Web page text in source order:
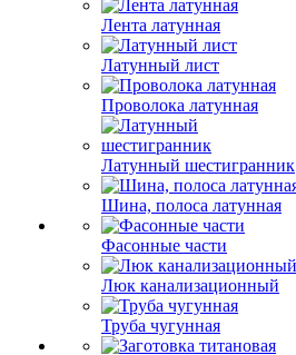
Лента латунная
Латунный лист
Проволока латунная
Латунный шестигранник
Шина, полоса латунная
Фасонные части
Люк канализационный
Труба чугунная